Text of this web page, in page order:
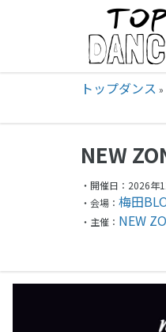
トップダンス »
NEW
・開催日：2026年
・会場： 梅田
・主催： NEW